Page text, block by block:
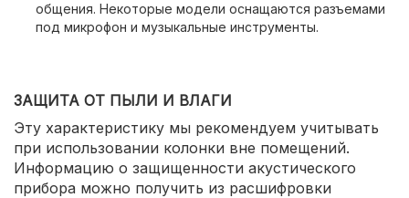
общения. Некоторые модели оснащаются разъемами
под микрофон и музыкальные инструменты.
ЗАЩИТА ОТ ПЫЛИ И ВЛАГИ
Эту характеристику мы рекомендуем учитывать
при использовании колонки вне помещений.
Информацию о защищенности акустического
прибора можно получить из расшифровки